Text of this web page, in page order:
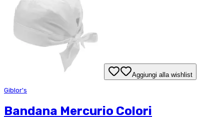
Aggiungi alla wishlist
Giblor's
Bandana Mercurio Colori